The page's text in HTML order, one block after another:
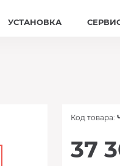
УСТАНОВКА
Код товара:
37